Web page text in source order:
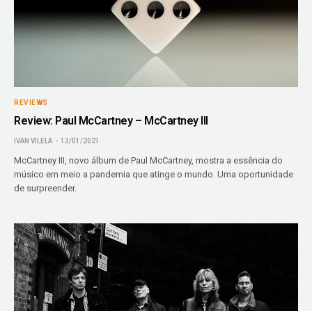
REVIEWS
Review: Paul McCartney – McCartney III
IVAN VILELA 13/01/2021
McCartney III, novo álbum de Paul McCartney, mostra a essência do
músico em meio a pandemia que atinge o mundo. Uma oportunidade
de surpreender.